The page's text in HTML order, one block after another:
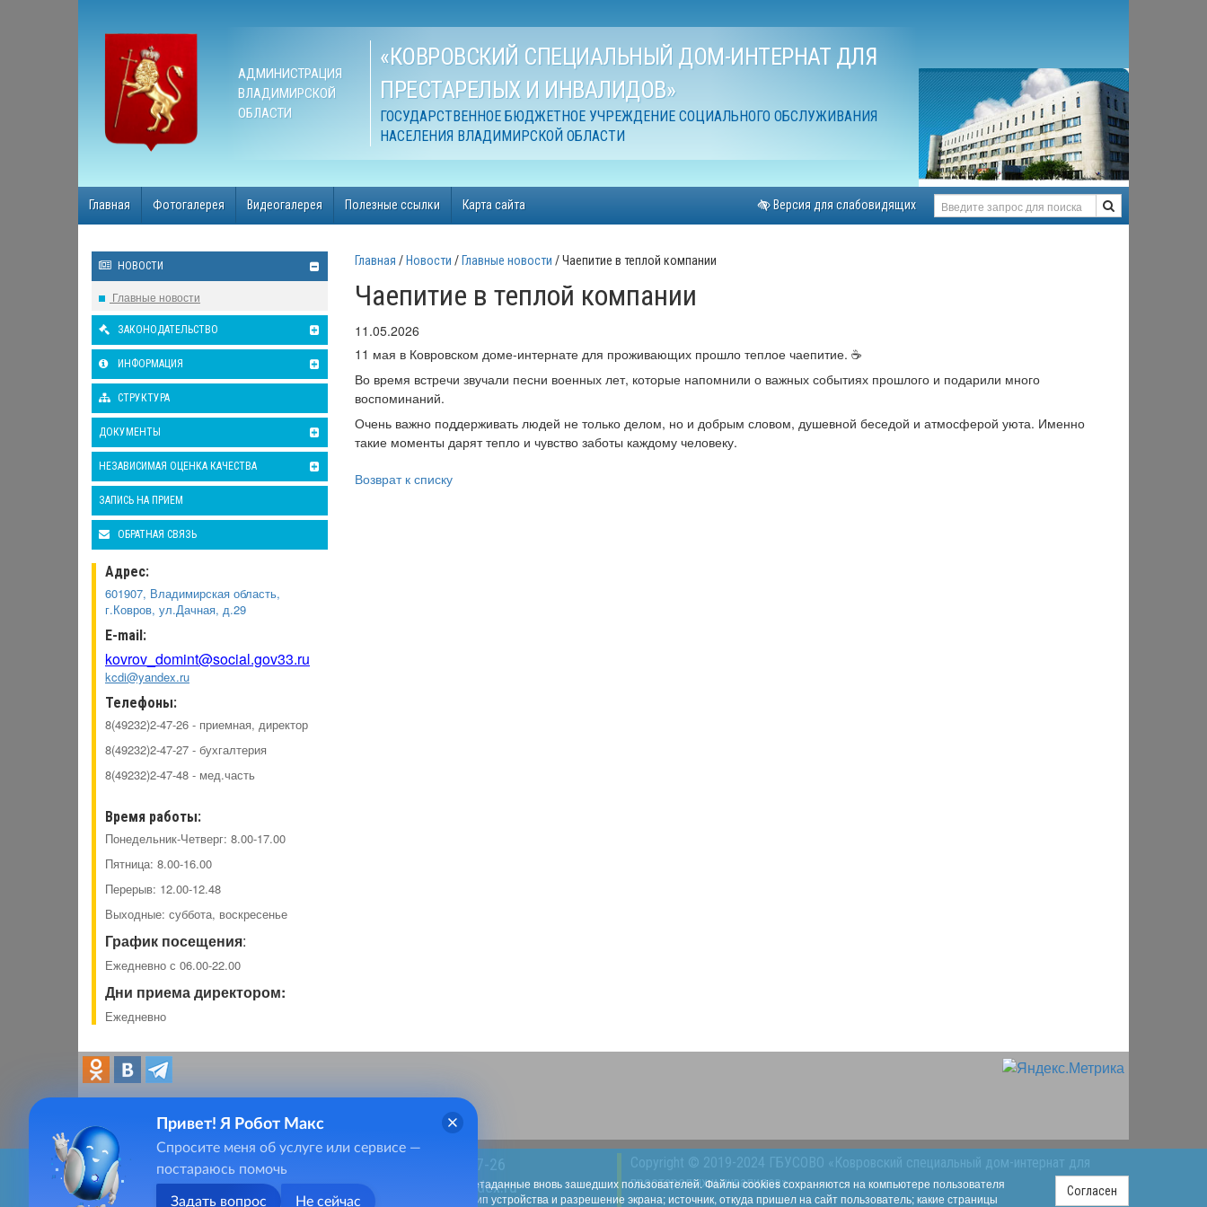
АДМИНИСТРАЦИЯ
ВЛАДИМИРСКОЙ
ОБЛАСТИ
«КОВРОВСКИЙ СПЕЦИАЛЬНЫЙ ДОМ-ИНТЕРНАТ ДЛЯ
ПРЕСТАРЕЛЫХ И ИНВАЛИДОВ»
ГОСУДАРСТВЕННОЕ БЮДЖЕТНОЕ УЧРЕЖДЕНИЕ СОЦИАЛЬНОГО ОБСЛУЖИВАНИЯ
НАСЕЛЕНИЯ ВЛАДИМИРСКОЙ ОБЛАСТИ
Главная Фотогалерея Видеогалерея Полезные ссылки Карта сайта Версия для слабовидящих
НОВОСТИ
Главные новости
ЗАКОНОДАТЕЛЬСТВО
ИНФОРМАЦИЯ
СТРУКТУРА
ДОКУМЕНТЫ
НЕЗАВИСИМАЯ ОЦЕНКА КАЧЕСТВА
ЗАПИСЬ НА ПРИЕМ
ОБРАТНАЯ СВЯЗЬ
Адрес:
601907, Владимирская область,
г.Ковров, ул.Дачная, д.29
E-mail:
kovrov_domint@social.gov33.ru
kcdi@yandex.ru
Телефоны:
8(49232)2-47-26 - приемная, директор
8(49232)2-47-27 - бухгалтерия
8(49232)2-47-48 - мед.часть
Время работы:
Понедельник-Четверг: 8.00-17.00
Пятница: 8.00-16.00
Перерыв: 12.00-12.48
Выходные: суббота, воскресенье
График посещения:
Ежедневно с 06.00-22.00
Дни приема директором:
Ежедневно
Главная Новости Главные новости Чаепитие в теплой компании
Чаепитие в теплой компании
11.05.2026
11 мая в Ковровском доме-интернате для проживающих прошло теплое чаепитие. ☕
Во время встречи звучали песни военных лет, которые напомнили о важных событиях прошлого и подарили много
воспоминаний.
Очень важно поддерживать людей не только делом, но и добрым словом, душевной беседой и атмосферой уюта. Именно
такие моменты дарят тепло и чувство заботы каждому человеку.
Возврат к списку
Для качественного предоставления услуг, сайт ksdi.social33.ru собирает метаданные вновь зашедших пользователей. Файлы cookies сохраняются на компьютере пользователя
(сведения о местоположении; ip-адрес; тип, язык, версия ОС и браузера; тип устройства и разрешение экрана; источник, откуда пришел на сайт пользователь; какие страницы
Согласен
Главная
Фотогалерея
Видеогалерея
Тел.8(49232)2-47-26
E-Mail:
kcdi@yandex.ru
Copyright © 2019-2024 ГБУСОВО «Ковровский специальный дом-интернат для
престарелых и инвалидов»
Привет! Я Робот Макс
Спросите меня об услуге или сервисе —
постараюсь помочь
Задать вопрос Не сейчас